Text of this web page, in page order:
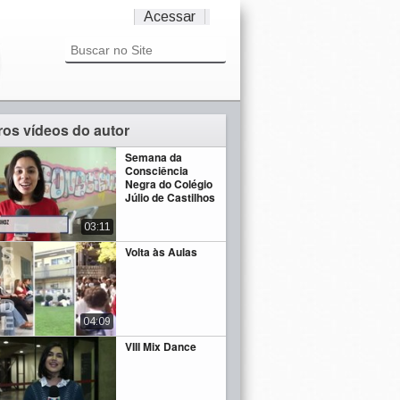
Acessar
vídeos do autor
Semana da
Consciência
Negra do Colégio
Júlio de Castilhos
03:11
Volta às Aulas
04:09
VIII Mix Dance